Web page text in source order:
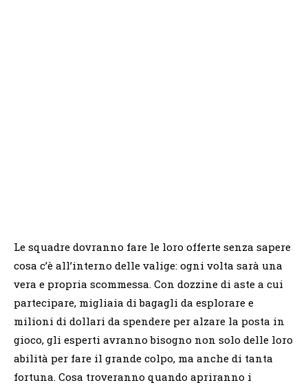
Le squadre dovranno fare le loro offerte senza sapere
cosa c’è all’interno delle valige: ogni volta sarà una
vera e propria scommessa. Con dozzine di aste a cui
partecipare, migliaia di bagagli da esplorare e
milioni di dollari da spendere per alzare la posta in
gioco, gli esperti avranno bisogno non solo delle loro
abilità per fare il grande colpo, ma anche di tanta
fortuna. Cosa troveranno quando apriranno i